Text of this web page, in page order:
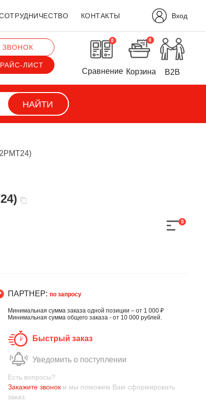
КОНТАКТЫ Вход
ЗВОНОК
ЛИСТ
0
Сравнение
0
Корзина B2B
НАЙТИ
2РМТ24)
0
ПАРТНЕР: по запросу
Минимальная сумма заказа одной позиции – от 1 000 ₽
Минимальная сумма общего заказа - от 10 000 рублей.
Быстрый заказ
Уведомить о поступлении
Есть вопросы?
Закажите звоноки мы поможем Вам сформировать
заказ.